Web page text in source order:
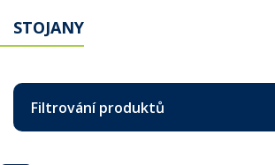
STOJANY
Filtrování produktů